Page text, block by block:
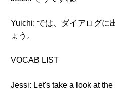
Yuichi: では、ダイアログに
ょう。
VOCAB LIST
Jessi: Let's take a look at